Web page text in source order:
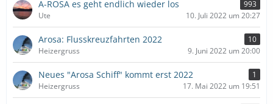
A-ROSA es geht endlich wieder los
993
Ute
10. Juli 2022 um 20:27
Arosa: Flusskreuzfahrten 2022
10
Heizergruss
9. Juni 2022 um 20:00
Neues "Arosa Schiff" kommt erst 2022
1
Heizergruss
17. Mai 2022 um 19:51